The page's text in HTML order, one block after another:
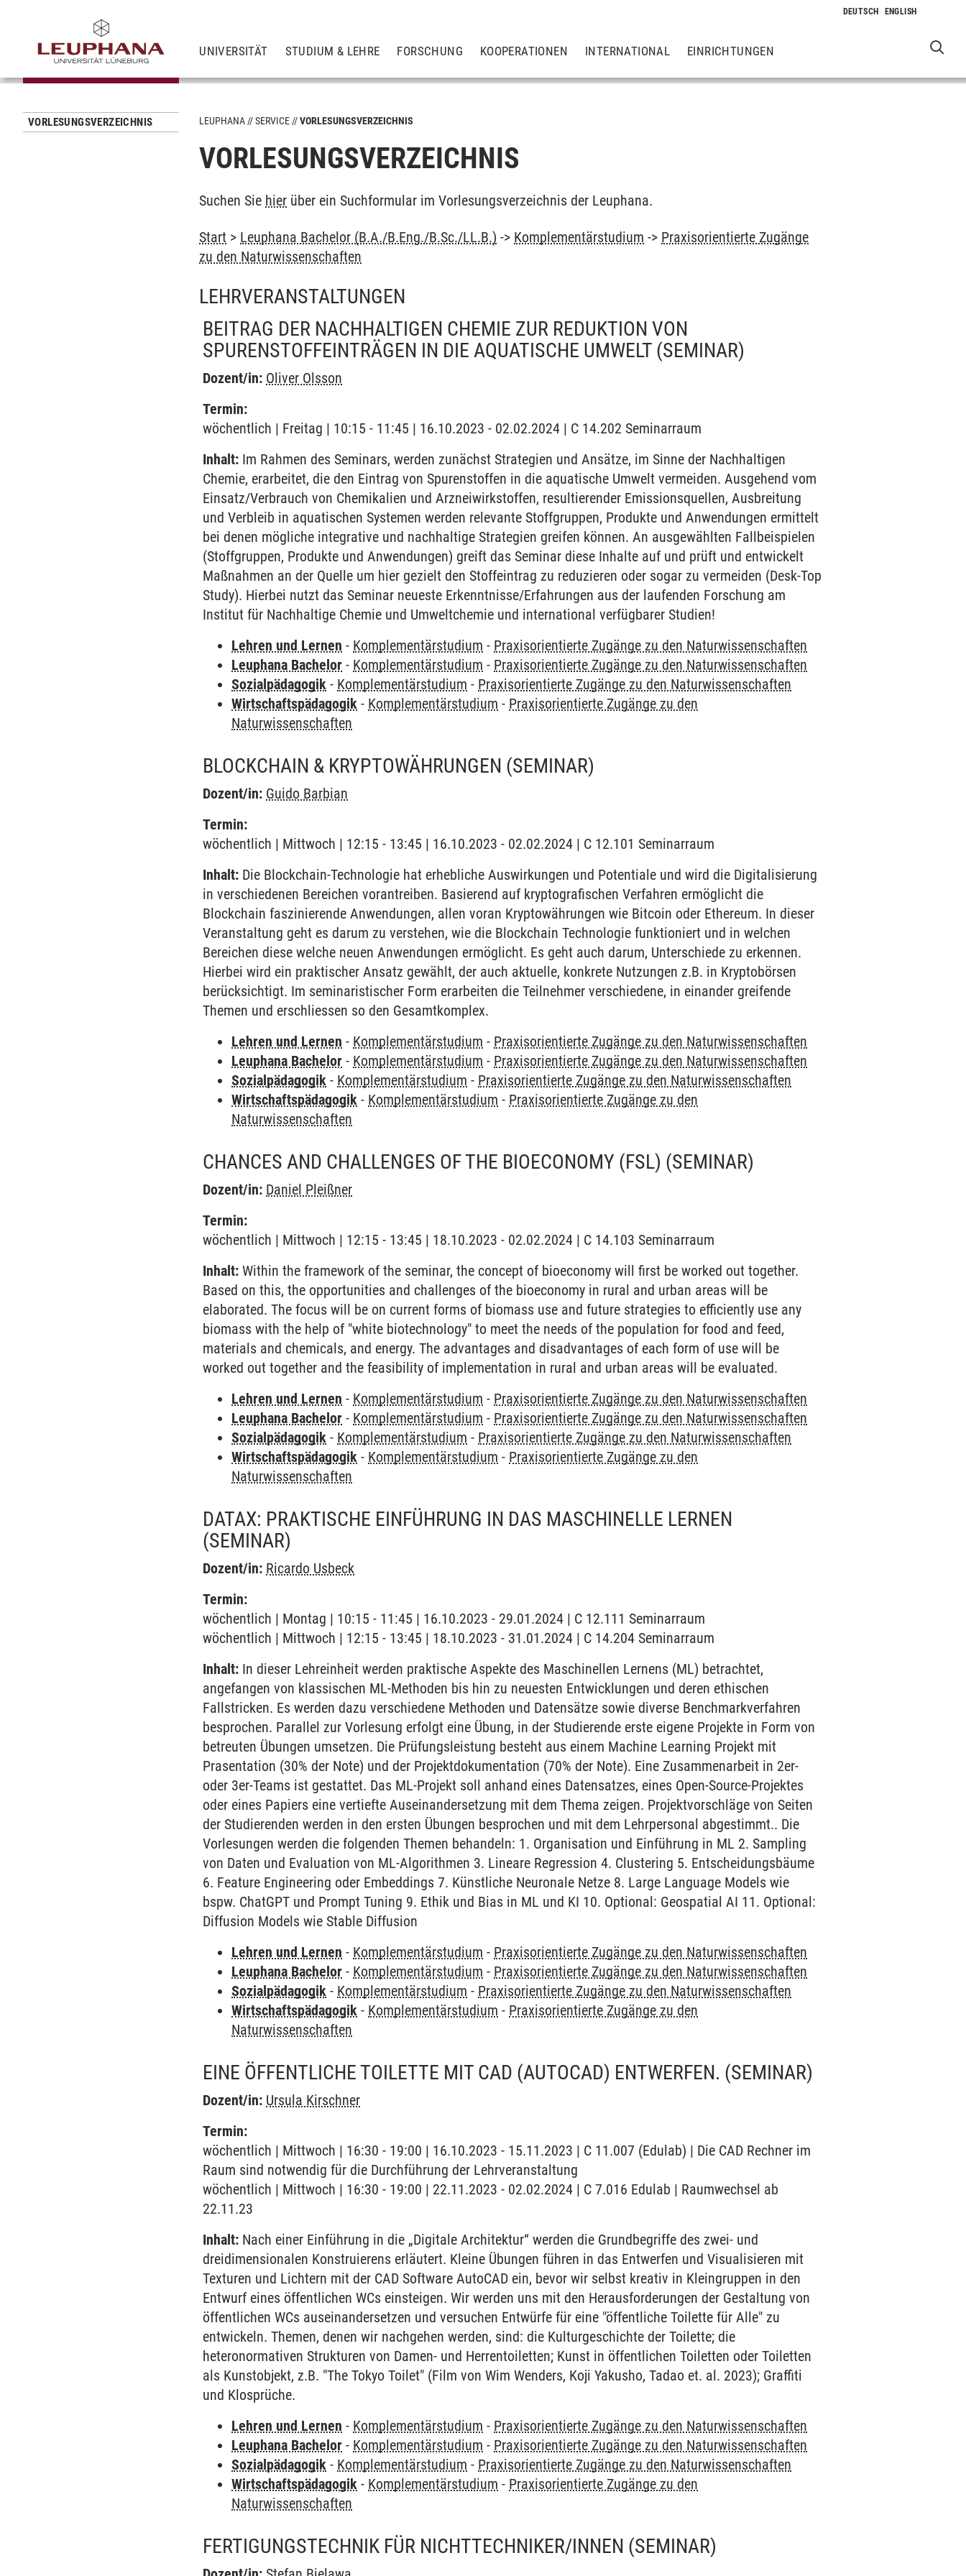
UNIVERSITÄT STUDIUM & LEHRE FORSCHUNG KOOPERATIONEN INTERNATIONAL EINRICHTUNGEN
VORLESUNGSVERZEICHNIS LEUPHANA SERVICE VORLESUNGSVERZEICHNIS
VORLESUNGSVERZEICHNIS
Suchen Sie hier über ein Suchformular im Vorlesungsverzeichnis der Leuphana.
Start > Leuphana Bachelor (B.A./B.Eng./B.Sc./LL.B.) -> Komplementärstudium -> Praxisorientierte Zugänge
zu den Naturwissenschaften
LEHRVERANSTALTUNGEN
BEITRAG DER NACHHALTIGEN CHEMIE ZUR REDUKTION VON
SPURENSTOFFEINTRÄGEN IN DIE AQUATISCHE UMWELT (SEMINAR)
Dozent/in: Oliver Olsson
Termin:
wöchentlich | Freitag | 10:15 - 11:45 | 16.10.2023 - 02.02.2024 | C 14.202 Seminarraum
Inhalt: Im Rahmen des Seminars, werden zunächst Strategien und Ansätze, im Sinne der Nachhaltigen
Chemie, erarbeitet, die den Eintrag von Spurenstoffen in die aquatische Umwelt vermeiden. Ausgehend vom
Einsatz/Verbrauch von Chemikalien und Arzneiwirkstoffen, resultierender Emissionsquellen, Ausbreitung
und Verbleib in aquatischen Systemen werden relevante Stoffgruppen, Produkte und Anwendungen ermittelt
bei denen mögliche integrative und nachhaltige Strategien greifen können. An ausgewählten Fallbeispielen
(Stoffgruppen, Produkte und Anwendungen) greift das Seminar diese Inhalte auf und prüft und entwickelt
Maßnahmen an der Quelle um hier gezielt den Stoffeintrag zu reduzieren oder sogar zu vermeiden (Desk-Top
Study). Hierbei nutzt das Seminar neueste Erkenntnisse/Erfahrungen aus der laufenden Forschung am
Institut für Nachhaltige Chemie und Umweltchemie und international verfügbarer Studien!
Lehren und Lernen - Komplementärstudium - Praxisorientierte Zugänge zu den Naturwissenschaften
Leuphana Bachelor - Komplementärstudium - Praxisorientierte Zugänge zu den Naturwissenschaften
Sozialpädagogik - Komplementärstudium - Praxisorientierte Zugänge zu den Naturwissenschaften
Wirtschaftspädagogik - Komplementärstudium - Praxisorientierte Zugänge zu den
Naturwissenschaften
BLOCKCHAIN & KRYPTOWÄHRUNGEN (SEMINAR)
Dozent/in: Guido Barbian
Termin:
wöchentlich | Mittwoch | 12:15 - 13:45 | 16.10.2023 - 02.02.2024 | C 12.101 Seminarraum
Inhalt: Die Blockchain-Technologie hat erhebliche Auswirkungen und Potentiale und wird die Digitalisierung
in verschiedenen Bereichen vorantreiben. Basierend auf kryptografischen Verfahren ermöglicht die
Blockchain faszinierende Anwendungen, allen voran Kryptowährungen wie Bitcoin oder Ethereum. In dieser
Veranstaltung geht es darum zu verstehen, wie die Blockchain Technologie funktioniert und in welchen
Bereichen diese welche neuen Anwendungen ermöglicht. Es geht auch darum, Unterschiede zu erkennen.
Hierbei wird ein praktischer Ansatz gewählt, der auch aktuelle, konkrete Nutzungen z.B. in Kryptobörsen
berücksichtigt. Im seminaristischer Form erarbeiten die Teilnehmer verschiedene, in einander greifende
Themen und erschliessen so den Gesamtkomplex.
Lehren und Lernen - Komplementärstudium - Praxisorientierte Zugänge zu den Naturwissenschaften
Leuphana Bachelor - Komplementärstudium - Praxisorientierte Zugänge zu den Naturwissenschaften
Sozialpädagogik - Komplementärstudium - Praxisorientierte Zugänge zu den Naturwissenschaften
Wirtschaftspädagogik - Komplementärstudium - Praxisorientierte Zugänge zu den
Naturwissenschaften
CHANCES AND CHALLENGES OF THE BIOECONOMY (FSL) (SEMINAR)
Dozent/in: Daniel Pleißner
Termin:
wöchentlich | Mittwoch | 12:15 - 13:45 | 18.10.2023 - 02.02.2024 | C 14.103 Seminarraum
Inhalt: Within the framework of the seminar, the concept of bioeconomy will first be worked out together.
Based on this, the opportunities and challenges of the bioeconomy in rural and urban areas will be
elaborated. The focus will be on current forms of biomass use and future strategies to efficiently use any
biomass with the help of "white biotechnology" to meet the needs of the population for food and feed,
materials and chemicals, and energy. The advantages and disadvantages of each form of use will be
worked out together and the feasibility of implementation in rural and urban areas will be evaluated.
Lehren und Lernen - Komplementärstudium - Praxisorientierte Zugänge zu den Naturwissenschaften
Leuphana Bachelor - Komplementärstudium - Praxisorientierte Zugänge zu den Naturwissenschaften
Sozialpädagogik - Komplementärstudium - Praxisorientierte Zugänge zu den Naturwissenschaften
Wirtschaftspädagogik - Komplementärstudium - Praxisorientierte Zugänge zu den
Naturwissenschaften
DATAX: PRAKTISCHE EINFÜHRUNG IN DAS MASCHINELLE LERNEN
(SEMINAR)
Dozent/in: Ricardo Usbeck
Termin:
wöchentlich | Montag | 10:15 - 11:45 | 16.10.2023 - 29.01.2024 | C 12.111 Seminarraum
wöchentlich | Mittwoch | 12:15 - 13:45 | 18.10.2023 - 31.01.2024 | C 14.204 Seminarraum
Inhalt: In dieser Lehreinheit werden praktische Aspekte des Maschinellen Lernens (ML) betrachtet,
angefangen von klassischen ML-Methoden bis hin zu neuesten Entwicklungen und deren ethischen
Fallstricken. Es werden dazu verschiedene Methoden und Datensätze sowie diverse Benchmarkverfahren
besprochen. Parallel zur Vorlesung erfolgt eine Übung, in der Studierende erste eigene Projekte in Form von
betreuten Übungen umsetzen. Die Prüfungsleistung besteht aus einem Machine Learning Projekt mit
Prasentation (30% der Note) und der Projektdokumentation (70% der Note). Eine Zusammenarbeit in 2er-
oder 3er-Teams ist gestattet. Das ML-Projekt soll anhand eines Datensatzes, eines Open-Source-Projektes
oder eines Papiers eine vertiefte Auseinandersetzung mit dem Thema zeigen. Projektvorschläge von Seiten
der Studierenden werden in den ersten Übungen besprochen und mit dem Lehrpersonal abgestimmt.. Die
Vorlesungen werden die folgenden Themen behandeln: 1. Organisation und Einführung in ML 2. Sampling
von Daten und Evaluation von ML-Algorithmen 3. Lineare Regression 4. Clustering 5. Entscheidungsbäume
6. Feature Engineering oder Embeddings 7. Künstliche Neuronale Netze 8. Large Language Models wie
bspw. ChatGPT und Prompt Tuning 9. Ethik und Bias in ML und KI 10. Optional: Geospatial AI 11. Optional:
Diffusion Models wie Stable Diffusion
Lehren und Lernen - Komplementärstudium - Praxisorientierte Zugänge zu den Naturwissenschaften
Leuphana Bachelor - Komplementärstudium - Praxisorientierte Zugänge zu den Naturwissenschaften
Sozialpädagogik - Komplementärstudium - Praxisorientierte Zugänge zu den Naturwissenschaften
Wirtschaftspädagogik - Komplementärstudium - Praxisorientierte Zugänge zu den
Naturwissenschaften
EINE ÖFFENTLICHE TOILETTE MIT CAD (AUTOCAD) ENTWERFEN. (SEMINAR)
Dozent/in: Ursula Kirschner
Termin:
wöchentlich | Mittwoch | 16:30 - 19:00 | 16.10.2023 - 15.11.2023 | C 11.007 (Edulab) | Die CAD Rechner im
Raum sind notwendig für die Durchführung der Lehrveranstaltung
wöchentlich | Mittwoch | 16:30 - 19:00 | 22.11.2023 - 02.02.2024 | C 7.016 Edulab | Raumwechsel ab
22.11.23
Inhalt: Nach einer Einführung in die „Digitale Architektur“ werden die Grundbegriffe des zwei- und
dreidimensionalen Konstruierens erläutert. Kleine Übungen führen in das Entwerfen und Visualisieren mit
Texturen und Lichtern mit der CAD Software AutoCAD ein, bevor wir selbst kreativ in Kleingruppen in den
Entwurf eines öffentlichen WCs einsteigen. Wir werden uns mit den Herausforderungen der Gestaltung von
öffentlichen WCs auseinandersetzen und versuchen Entwürfe für eine "öffentliche Toilette für Alle" zu
entwickeln. Themen, denen wir nachgehen werden, sind: die Kulturgeschichte der Toilette; die
heteronormativen Strukturen von Damen- und Herrentoiletten; Kunst in öffentlichen Toiletten oder Toiletten
als Kunstobjekt, z.B. "The Tokyo Toilet" (Film von Wim Wenders, Koji Yakusho, Tadao et. al. 2023); Graffiti
und Klosprüche.
Lehren und Lernen - Komplementärstudium - Praxisorientierte Zugänge zu den Naturwissenschaften
Leuphana Bachelor - Komplementärstudium - Praxisorientierte Zugänge zu den Naturwissenschaften
Sozialpädagogik - Komplementärstudium - Praxisorientierte Zugänge zu den Naturwissenschaften
Wirtschaftspädagogik - Komplementärstudium - Praxisorientierte Zugänge zu den
Naturwissenschaften
FERTIGUNGSTECHNIK FÜR NICHTTECHNIKER/INNEN (SEMINAR)